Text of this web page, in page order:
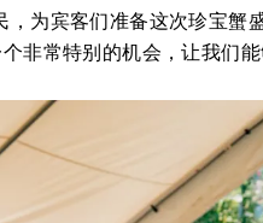
为宾客们准备这次珍宝蟹
非常特别的机会，让我们